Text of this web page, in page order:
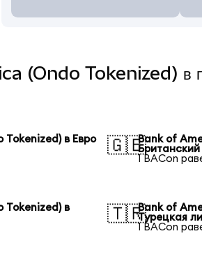
(Ondo Tokenized) в
Tokenized) в Евро
🇬🇧Bank of
1 BACon
Tokenized) в
🇹🇷Bank of
Турецкая
1 BACon